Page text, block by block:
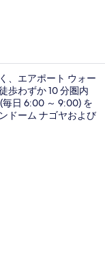
、エアポート ウォー
歩わずか 10 分圏内
日 6:00 ～ 9:00) を
ドーム ナゴヤおよび